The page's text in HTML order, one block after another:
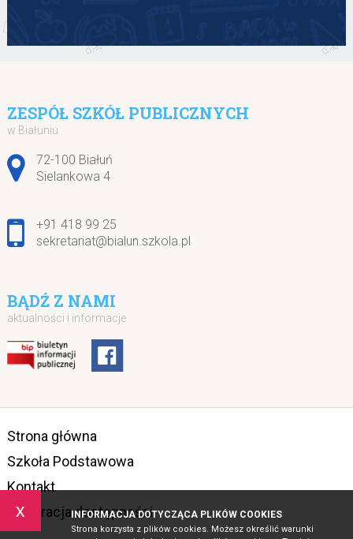
x INFORMACJA DOTYCZĄCA PLIKÓW COOKIES
Strona korzysta z plików cookies. Możesz określić warunki
ZESPÓŁ SZKÓŁ PUBLICZNYCH
w Białuniu
Adres pocztowy:
72-100 Białuń
Sielankowa 4
+91 418 99 25
sekretariat@bialun.szkola.pl
BĄDŹ Z NAMI
aktualności i informacje
Strona główna
Szkoła Podstawowa
Kontakt
Deklaracja dostępności